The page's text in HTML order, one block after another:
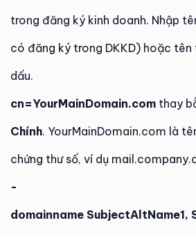
trong đăng ký kinh doanh. Nhập
có đăng ký trong DKKD) hoặc
dấu.
cn=YourMainDomain.com thay
Chính. YourMainDomain.com là
chứng thư số, ví dụ
-
domainname